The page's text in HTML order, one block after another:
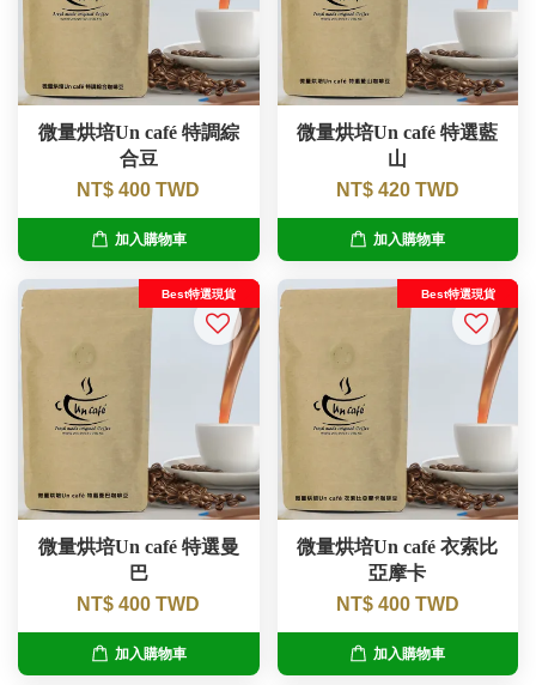
微量烘培Un café 特調綜
合豆
NT$ 400 TWD
加入購物車
微量烘培Un café 特選藍
山
NT$ 420 TWD
加入購物車
Best特選現貨
微量烘培Un café 特選曼
巴
NT$ 400 TWD
加入購物車
Best特選現貨
微量烘培Un café 衣索比
亞摩卡
NT$ 400 TWD
加入購物車